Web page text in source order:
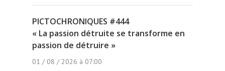
PICTOCHRONIQUES #444
« La passion détruite se transforme en
passion de détruire »
01 / 08 / 2026 à 07:00